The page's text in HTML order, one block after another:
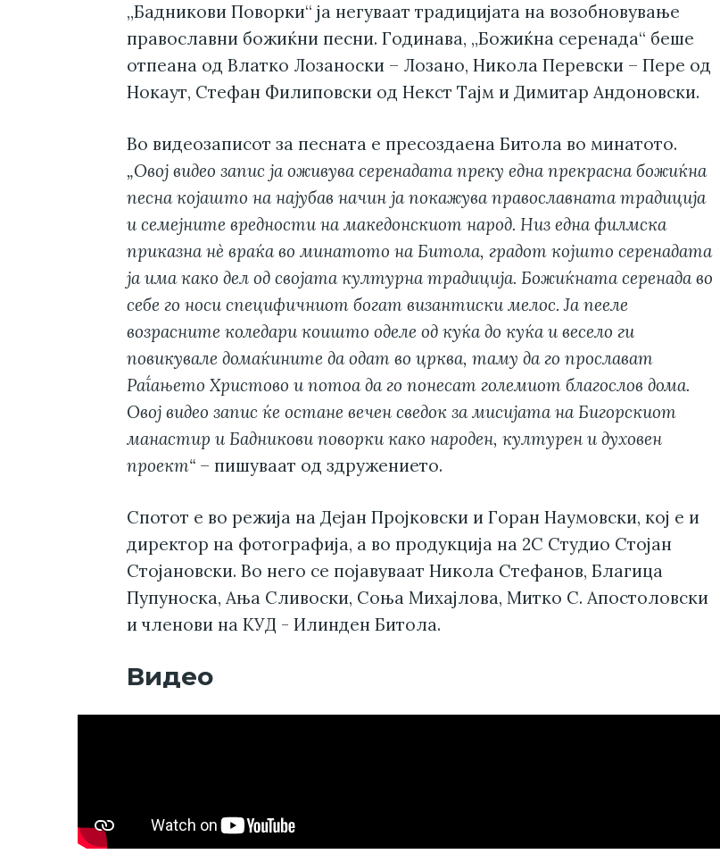
„Бадникови Поворки“ ја негуваат традицијата на возобновување
православни божиќни песни. Годинава, „Божиќна серенада“ беше
отпеана од Влатко Лозаноски – Лозано, Никола Перевски – Пере од
Нокаут, Стефан Филиповски од Некст Тајм и Димитар Андоновски.
Во видеозаписот за песната е пресоздаена Битола во минатото.
„Овој видео запис ја оживува серенадата преку една прекрасна божиќна
песна којашто на најубав начин ја покажува православната традиција
и семејните вредности на македонскиот народ. Низ една филмска
приказна нè враќа во минатото на Битола, градот којшто серенадата
ја има како дел од својата културна традиција. Божиќната серенада во
себе го носи специфичниот богат византиски мелос. Ја пееле
возрасните коледари коишто оделе од куќа до куќа и весело ги
повикувале домаќините да одат во црква, таму да го прослават
Раѓањето Христово и потоа да го понесат големиот благослов дома.
Овој видео запис ќе остане вечен сведок за мисијата на Бигорскиот
манастир и Бадникови поворки како народен, културен и духовен
проект“ – пишуваат од здружението.
Спотот е во режија на Дејан Пројковски и Горан Наумовски, кој е и
директор на фотографија, а во продукција на 2С Студио Стојан
Стојановски. Во него се појавуваат Никола Стефанов, Благица
Пупуноска, Ања Сливоски, Соња Михајлова, Митко С. Апостоловски
и членови на КУД - Илинден Битола.
Видео